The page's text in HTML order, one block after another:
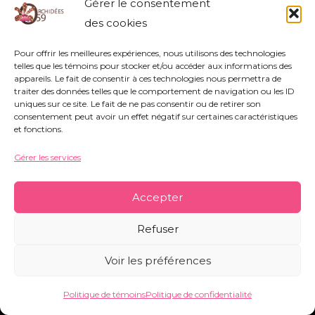
Gérer le consentement
des cookies
Pour offrir les meilleures expériences, nous utilisons des technologies
telles que les témoins pour stocker et/ou accéder aux informations des
appareils. Le fait de consentir à ces technologies nous permettra de
traiter des données telles que le comportement de navigation ou les ID
uniques sur ce site. Le fait de ne pas consentir ou de retirer son
consentement peut avoir un effet négatif sur certaines caractéristiques
et fonctions.
Gérer les services
Accepter
Refuser
Voir les préférences
Politique de témoinsPolitique de confidentialité
Association Orchidées 59 - Siège Social : 752
rue Nestor Bouliez - 59690 Vieux-Condé -
orchidees59@orange.fr
Mentions légales
Politique de témoins-Conditions générales
Copyright © 2026 Orchidées 59 | Réalisé par CO&COM